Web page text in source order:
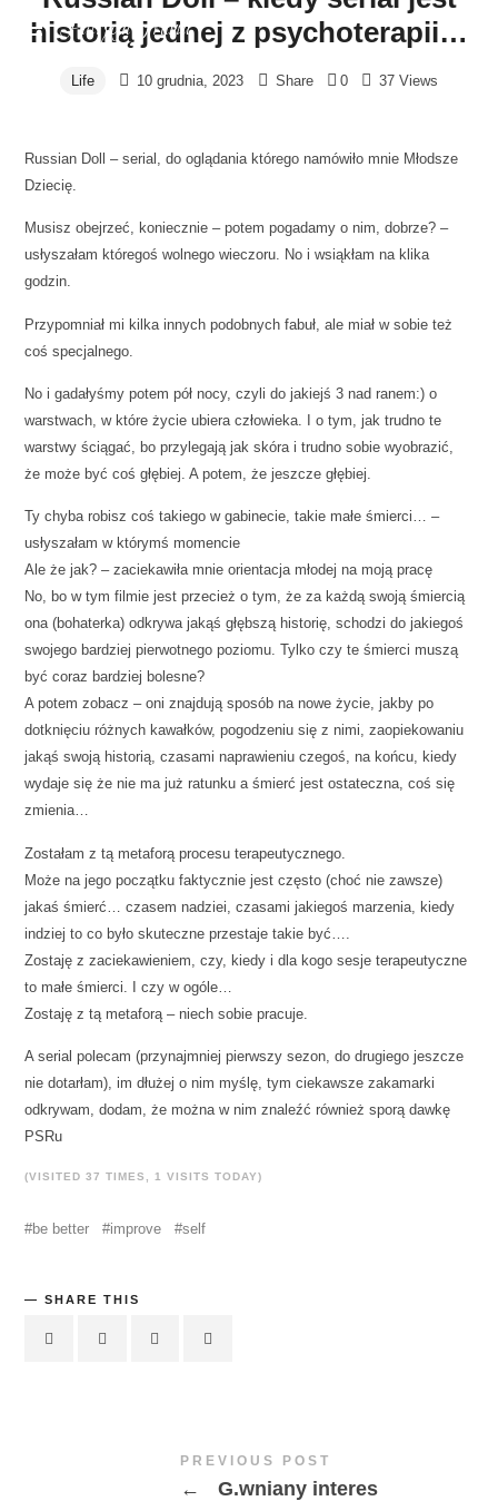
Patrycja
Frania
Patrycja Frania
SISU.
historią jednej z psychoterapii…
Life 10 grudnia, 2023 Share 0 37 Views
Russian Doll – serial, do oglądania którego namówiło mnie Młodsze
Dziecię.
Musisz obejrzeć, koniecznie – potem pogadamy o nim, dobrze? –
usłyszałam któregoś wolnego wieczoru. No i wsiąkłam na klika
godzin.
Przypomniał mi kilka innych podobnych fabuł, ale miał w sobie też
coś specjalnego.
No i gadałyśmy potem pół nocy, czyli do jakiejś 3 nad ranem:) o
warstwach, w które życie ubiera człowieka. I o tym, jak trudno te
warstwy ściągać, bo przylegają jak skóra i trudno sobie wyobrazić,
że może być coś głębiej. A potem, że jeszcze głębiej.
Ty chyba robisz coś takiego w gabinecie, takie małe śmierci… –
usłyszałam w którymś momencie
Ale że jak? – zaciekawiła mnie orientacja młodej na moją pracę
No, bo w tym filmie jest przecież o tym, że za każdą swoją śmiercią
ona (bohaterka) odkrywa jakąś głębszą historię, schodzi do jakiegoś
swojego bardziej pierwotnego poziomu. Tylko czy te śmierci muszą
być coraz bardziej bolesne?
A potem zobacz – oni znajdują sposób na nowe życie, jakby po
dotknięciu różnych kawałków, pogodzeniu się z nimi, zaopiekowaniu
jakąś swoją historią, czasami naprawieniu czegoś, na końcu, kiedy
wydaje się że nie ma już ratunku a śmierć jest ostateczna, coś się
zmienia…
Zostałam z tą metaforą procesu terapeutycznego.
Może na jego początku faktycznie jest często (choć nie zawsze)
jakaś śmierć… czasem nadziei, czasami jakiegoś marzenia, kiedy
indziej to co było skuteczne przestaje takie być….
Zostaję z zaciekawieniem, czy, kiedy i dla kogo sesje terapeutyczne
to małe śmierci. I czy w ogóle…
Zostaję z tą metaforą – niech sobie pracuje.
A serial polecam (przynajmniej pierwszy sezon, do drugiego jeszcze
nie dotarłam), im dłużej o nim myślę, tym ciekawsze zakamarki
odkrywam, dodam, że można w nim znaleźć również sporą dawkę
PSRu
(VISITED 37 TIMES, 1 VISITS TODAY)
be better improve self
SHARE THIS
PREVIOUS POST
← G.wniany interes